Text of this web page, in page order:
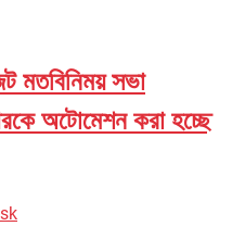
মতবিনিময় সভা
অটোমেশন করা হচ্ছে